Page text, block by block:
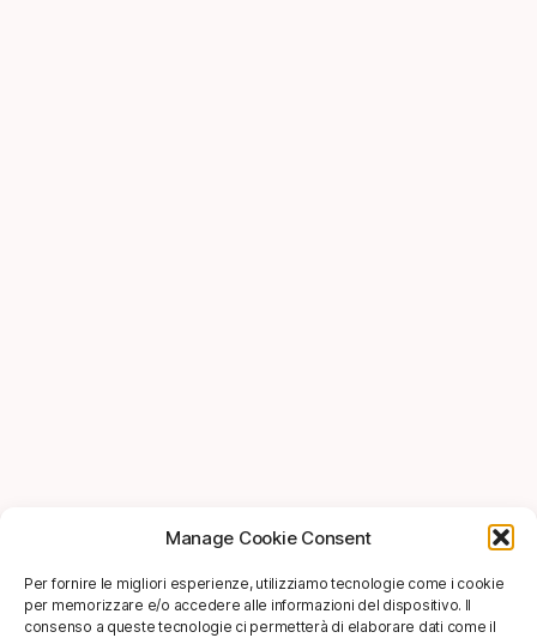
Manage Cookie Consent
Per fornire le migliori esperienze, utilizziamo tecnologie come i cookie
per memorizzare e/o accedere alle informazioni del dispositivo. Il
consenso a queste tecnologie ci permetterà di elaborare dati come il